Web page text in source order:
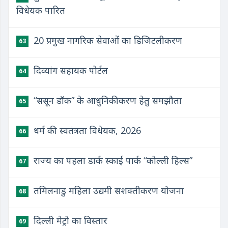
विधेयक पारित
63 20 प्रमुख नागरिक सेवाओं का डिजिटलीकरण
64 दिव्यांग सहायक पोर्टल
65 “ससून डॉक” के आधुनिकीकरण हेतु समझौता
66 धर्म की स्वतंत्रता विधेयक, 2026
67 राज्य का पहला डार्क स्काई पार्क “कोल्ली हिल्स”
68 तमिलनाडु महिला उद्यमी सशक्तीकरण योजना
69 दिल्ली मेट्रो का विस्तार